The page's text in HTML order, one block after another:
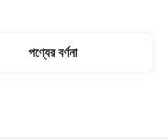
পণ্যের বর্ণনা